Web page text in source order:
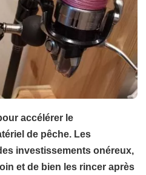
accélérer le
de pêche. Les
investissements onéreux,
et de bien les rincer après